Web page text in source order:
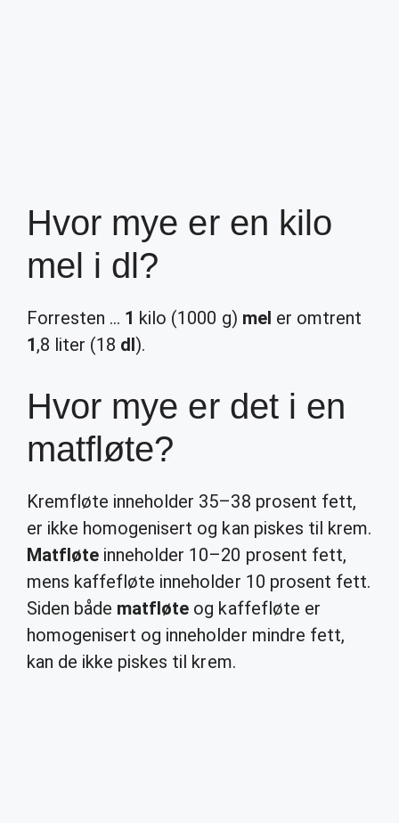
Hvor mye er en kilo
mel i dl?
Forresten … 1 kilo (1000 g) mel er omtrent
1,8 liter (18 dl).
Hvor mye er det i en
matfløte?
Kremfløte inneholder 35–38 prosent fett,
er ikke homogenisert og kan piskes til krem.
Matfløte inneholder 10–20 prosent fett,
mens kaffefløte inneholder 10 prosent fett.
Siden både matfløte og kaffefløte er
homogenisert og inneholder mindre fett,
kan de ikke piskes til krem.